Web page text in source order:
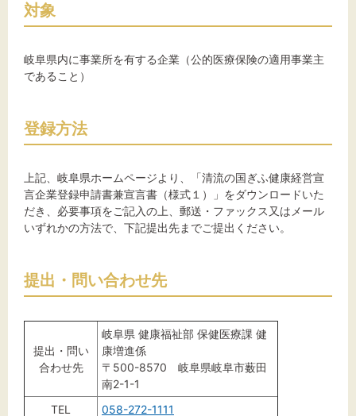
対象
岐阜県内に事業所を有する企業（公的医療保険の適用事業主
であること）
登録方法
上記、岐阜県ホームページより、「清流の国ぎふ健康経営宣
言企業登録申請書兼宣言書（様式１）」をダウンロードいた
だき、必要事項をご記入の上、郵送・ファックス又はメール
いずれかの方法で、下記提出先までご提出ください。
提出・問い合わせ先
提出・問い
合わせ先
岐阜県 健康福祉部 保健医療課 健
康増進係
〒500-8570 岐阜県岐阜市薮田
南2-1-1
TEL
058-272-1111